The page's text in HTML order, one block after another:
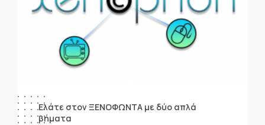
Ελάτε στον ΞΕΝΟΦΩΝΤΑ με δύο απλά
βήματα